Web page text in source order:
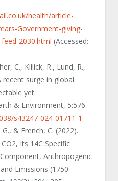
health/article-
Government-giving-
2030.html (Accessed:
C., Killick, R., Lund, R.,
recent surge in global
yet.
& Environment, 5:576.
s43247-024-01711-1
& French, C. (2022).
Its 14C Specific
Anthropogenic
Emissions (1750-